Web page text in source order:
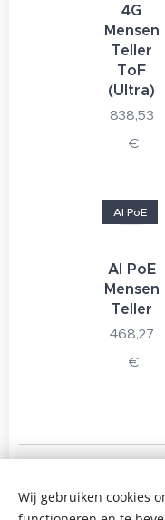
4G
Mensen
Teller
ToF
(Ultra)
838,53
€
AI PoE
Mensen
Teller
AI PoE
468,27
€
©
Wij gebruiken cookies